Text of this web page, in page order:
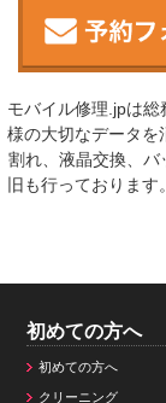
モバイル修理.jpは
様の大切なデータを
割れ、液晶交換、
旧も行っておりま
初めての方へ
初めての方へ
クリーニング